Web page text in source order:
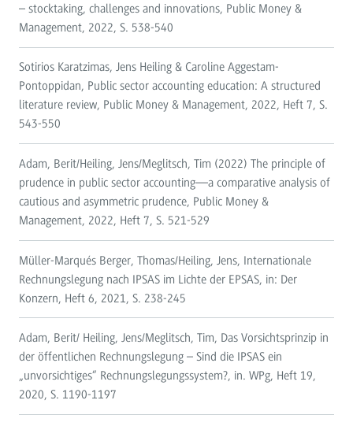
– stocktaking, challenges and innovations, Public Money &
Management, 2022, S. 538-540
Sotirios Karatzimas, Jens Heiling & Caroline Aggestam-
Pontoppidan, Public sector accounting education: A structured
literature review, Public Money & Management, 2022, Heft 7, S.
543-550
Adam, Berit/Heiling, Jens/Meglitsch, Tim (2022) The principle of
prudence in public sector accounting—a comparative analysis of
cautious and asymmetric prudence, Public Money &
Management, 2022, Heft 7, S. 521-529
Müller-Marqués Berger, Thomas/Heiling, Jens, Internationale
Rechnungslegung nach IPSAS im Lichte der EPSAS, in: Der
Konzern, Heft 6, 2021, S. 238-245
Adam, Berit/ Heiling, Jens/Meglitsch, Tim, Das Vorsichtsprinzip in
der öffentlichen Rechnungslegung – Sind die IPSAS ein
„unvorsichtiges“ Rechnungslegungssystem?, in. WPg, Heft 19,
2020, S. 1190-1197